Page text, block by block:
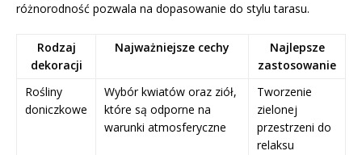
różnorodność pozwala na dopasowanie do stylu tarasu.
Rodzaj
dekoracji
Najważniejsze cechy
Najlepsze
zastosowanie
Rośliny
doniczkowe
Wybór kwiatów oraz ziół,
które są odporne na
warunki atmosferyczne
Tworzenie
zielonej
przestrzeni do
relaksu